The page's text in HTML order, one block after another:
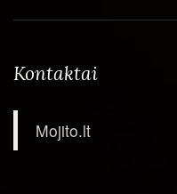
Kontaktai
Mojito.lt